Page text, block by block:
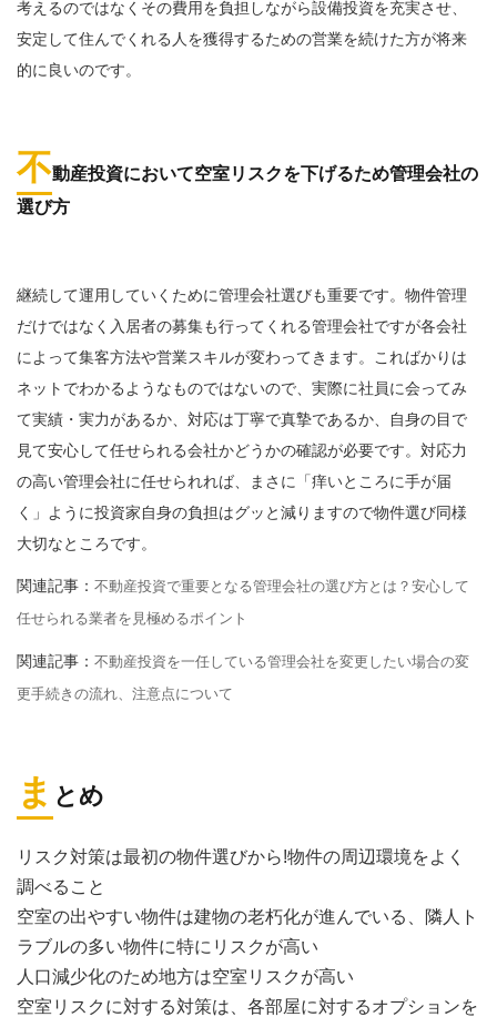
考えるのではなくその費用を負担しながら設備投資を充実させ、
安定して住んでくれる人を獲得するための営業を続けた方が将来
的に良いのです。
不動産投資において空室リスクを下げるため管理会社の
選び方
継続して運用していくために管理会社選びも重要です。物件管理
だけではなく入居者の募集も行ってくれる管理会社ですが各会社
によって集客方法や営業スキルが変わってきます。こればかりは
ネットでわかるようなものではないので、実際に社員に会ってみ
て実績・実力があるか、対応は丁寧で真摯であるか、自身の目で
見て安心して任せられる会社かどうかの確認が必要です。対応力
の高い管理会社に任せられれば、まさに「痒いところに手が届
く」ように投資家自身の負担はグッと減りますので物件選び同様
大切なところです。
関連記事： 不動産投資で重要となる管理会社の選び方とは？安心して
任せられる業者を見極めるポイント
関連記事： 不動産投資を一任している管理会社を変更したい場合の変
更手続きの流れ、注意点について
ま とめ
リスク対策は最初の物件選びから!物件の周辺環境をよく
調べること
空室の出やすい物件は建物の老朽化が進んでいる、隣人ト
ラブルの多い物件に特にリスクが高い
人口減少化のため地方は空室リスクが高い
空室リスクに対する対策は、各部屋に対するオプションを